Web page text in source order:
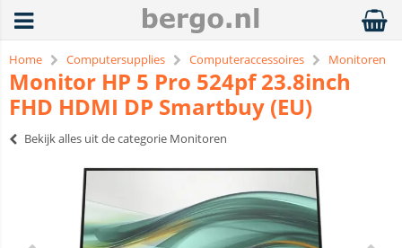
Home Computersupplies Computeraccessoires Monitoren
Monitor HP 5 Pro 524pf 23.8inch
FHD HDMI DP Smartbuy (EU)
Bekijk alles uit de categorie Monitoren